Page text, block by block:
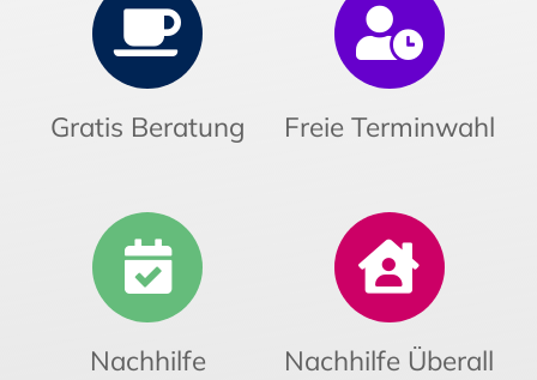
Gratis Beratung
Nachhilfe
Freie Terminwahl
Nachhilfe Überall